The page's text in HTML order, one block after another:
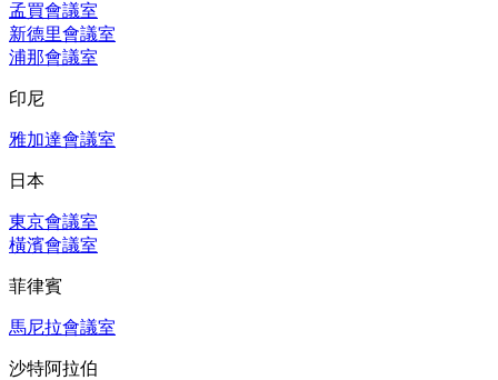
孟買會議室
新德里會議室
浦那會議室
印尼
雅加達會議室
日本
東京會議室
橫濱會議室
菲律賓
馬尼拉會議室
沙特阿拉伯